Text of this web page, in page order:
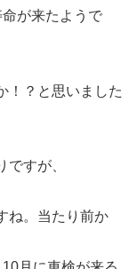
が来たようで
！？と思いました
すが、
ね。当たり前か